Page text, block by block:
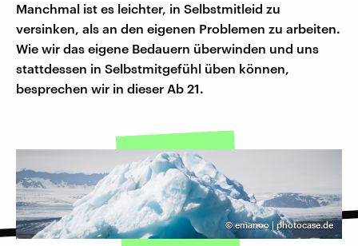
Manchmal ist es leichter, in Selbstmitleid zu
versinken, als an den eigenen Problemen zu arbeiten.
Wie wir das eigene Bedauern überwinden und uns
stattdessen in Selbstmitgefühl üben können,
besprechen wir in dieser Ab 21.
©emanoo | photocase.de